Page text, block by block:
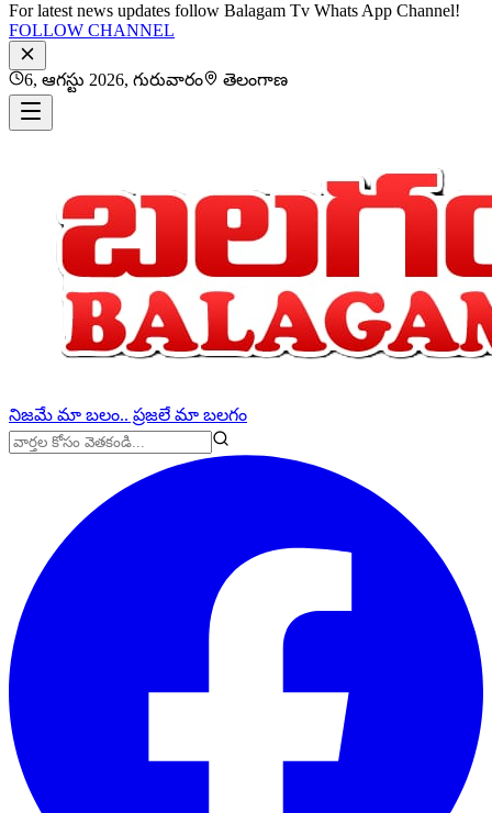
For latest news updates follow Balagam Tv Whats App Channel!
FOLLOW CHANNEL
6, ఆగస్టు 2026, గురువారం తెలంగాణ
నిజమే మా బలం.. ప్రజలే మా బలగం